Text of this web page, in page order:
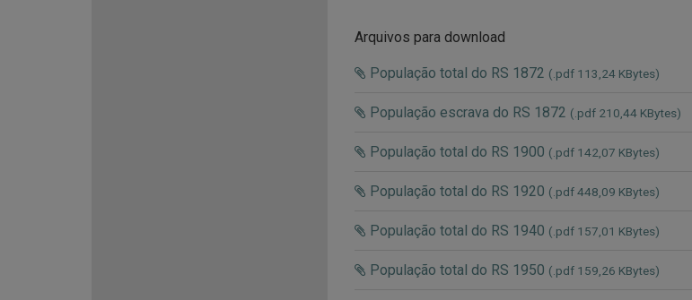
Arquivos para download
População total do RS 1872 (.pdf 113,24 KBytes)
População escrava do RS 1872 (.pdf 210,44 KBytes)
População total do RS 1900 (.pdf 142,07 KBytes)
População total do RS 1920 (.pdf 448,09 KBytes)
População total do RS 1940 (.pdf 157,01 KBytes)
População total do RS 1950 (.pdf 159,26 KBytes)